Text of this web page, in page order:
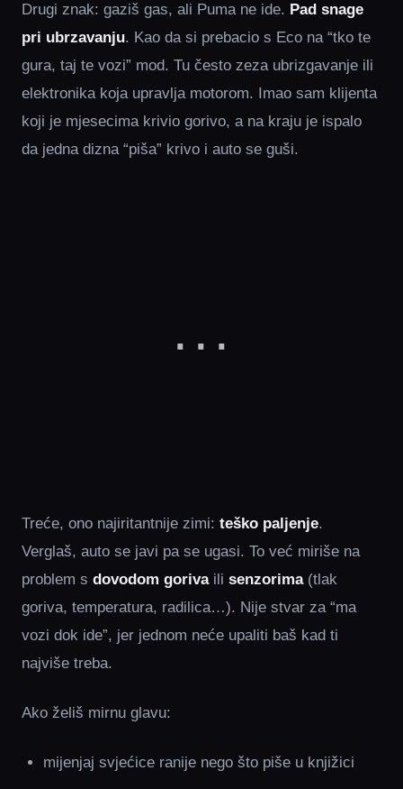
Drugi znak: gaziš gas, ali Puma ne ide. Pad snage
pri ubrzavanju. Kao da si prebacio s Eco na “tko te
gura, taj te vozi” mod. Tu često zeza ubrizgavanje ili
elektronika koja upravlja motorom. Imao sam klijenta
koji je mjesecima krivio gorivo, a na kraju je ispalo
da jedna dizna “piša” krivo i auto se guši.
Treće, ono najiritantnije zimi: teško paljenje.
Verglaš, auto se javi pa se ugasi. To već miriše na
problem s dovodom gorivaili senzorima(tlak
goriva, temperatura, radilica…). Nije stvar za “ma
vozi dok ide”, jer jednom neće upaliti baš kad ti
najviše treba.
Ako želiš mirnu glavu:
mijenjaj svjećice ranije nego što piše u knjižici